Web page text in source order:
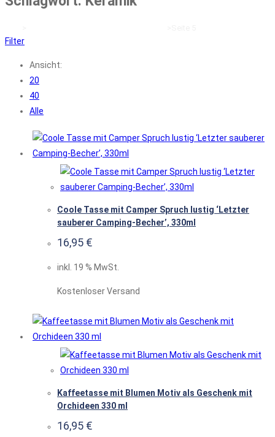
Filter
Ansicht:
20
40
Alle
Coole Tasse mit Camper Spruch lustig ‘Letzter
sauberer Camping-Becher’, 330ml
16,95 €
inkl. 19 % MwSt.
Kostenloser Versand
Kaffeetasse mit Blumen Motiv als Geschenk mit
Orchideen 330 ml
16,95 €